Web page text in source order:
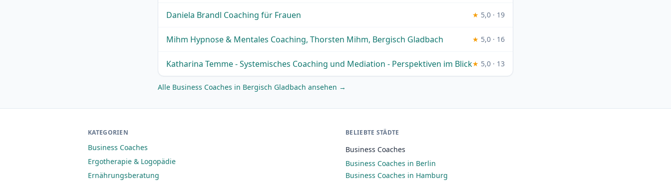
Daniela Brandl Coaching für Frauen ★ 5,0 · 19
Mihm Hypnose & Mentales Coaching, Thorsten Mihm, Bergisch Gladbach ★ 5,0 · 16
Katharina Temme - Systemisches Coaching und Mediation - Perspektiven im Blick★ 5,0 · 13
Alle Business Coaches in Bergisch Gladbach ansehen →
KATEGORIEN
Business Coaches
Ergotherapie & Logopädie
Ernährungsberatung
BELIEBTE STÄDTE
Business Coaches
Business Coaches in Berlin
Business Coaches in Hamburg